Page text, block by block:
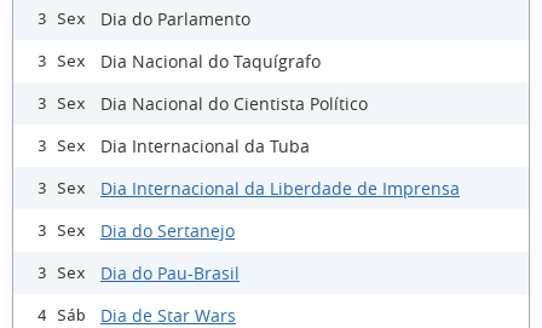
3 Sex Dia do Parlamento
3 Sex Dia Nacional do Taquígrafo
3 Sex Dia Nacional do Cientista Político
3 Sex Dia Internacional da Tuba
3 Sex Dia Internacional da Liberdade de Imprensa
3 Sex Dia do Sertanejo
3 Sex Dia do Pau-Brasil
4 Sáb Dia de Star Wars